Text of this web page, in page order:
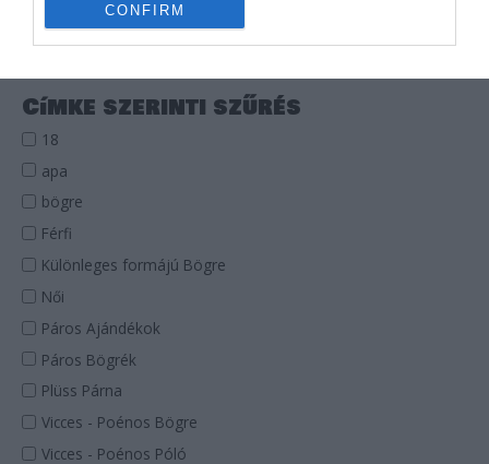
CONFIRM
r
c
h
f
o
r
:
Címke szerinti szűrés
18
apa
bögre
Férfi
Különleges formájú Bögre
Női
Páros Ajándékok
Páros Bögrék
Plüss Párna
Vicces - Poénos Bögre
Vicces - Poénos Póló